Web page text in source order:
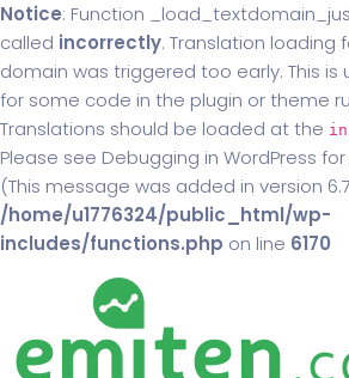
Notice: Function
called incorrectly. Translation loading
domain was triggered too early. This is
for some code in the plugin or theme
Translations should be loaded at the
Please see Debugging in WordPress
(This message was added in version
/home/u1776324/public_html/wp-
includes/functions.php on line 6170